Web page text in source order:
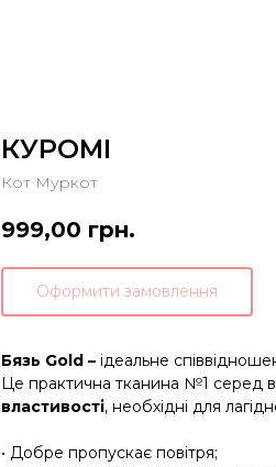
КУРОМІ
Кот Муркот
999,00 грн.
Оформити замовлення
Бязь Gold – ідеальне
Це практична тканина №1 серед
властивості, необхідні для
• Добре пропускає повітря;